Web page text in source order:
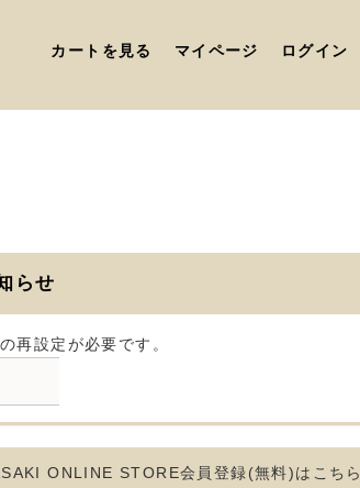
らせ
再設定が必要です。
ONLINE STORE会員登録(無料)はこちら